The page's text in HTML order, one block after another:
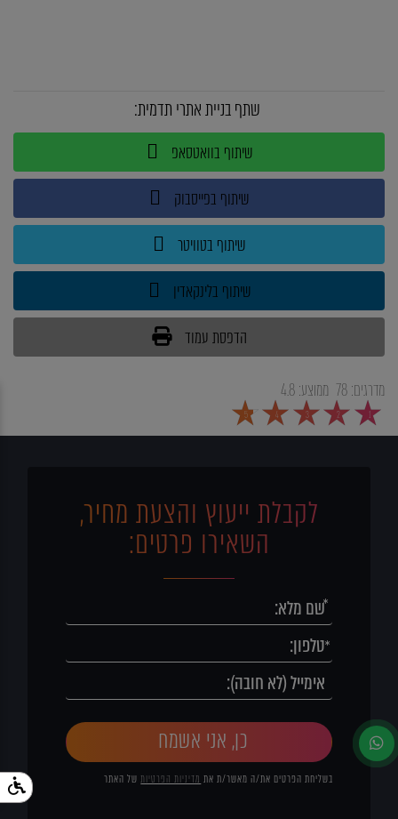
שתף בניית אתרי תדמית:
שיתוף בוואטסאפ
שיתוף בפייסבוק
שיתוף בטוויטר
שיתוף בלינקאדין
הדפסת עמוד
מדרגים:78 ממוצע:4.8
1
2
3
4
5
לקבלת ייעוץ והצעת מחיר,
השאירו פרטים:
כן, אני אשמח
בשליחת הפרטים את/ה מאשר/ת את מדיניות הפרטיותשל האתר